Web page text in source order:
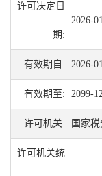
许可决定日
期:
2026-
有效期自: 2026-
有效期至: 2099-
许可机关: 国家
许可机关统